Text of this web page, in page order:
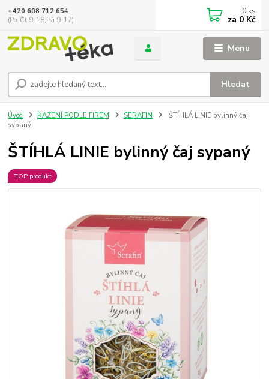
Menu
Hledat
+420 608 712 654
(Po-Čt 9-18,Pá 9-17)
0 ks
za 0 Kč
Úvod ŘAZENÍ PODLE FIREM SERAFIN
ŠTÍHLÁ LINIE bylinný čaj
sypaný
ŠTÍHLÁ LINIE bylinný čaj sypaný
TOP produkt